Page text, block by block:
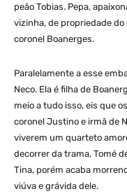
peão Tobias. Pepa,
vizinha, de propriedade
coronel Boanerges.
Paralelamente a esse
Neco. Ela é filha de
meio a tudo isso, eis que
coronel Justino e irmã de
viverem um quarteto
decorrer da trama, Tomé
Tina, porém acaba
viúva e grávida dele.